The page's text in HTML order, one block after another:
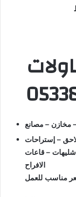
مخازن – مصانع
– إستراحات
– قاعات
الافراح
مناسب للعمل